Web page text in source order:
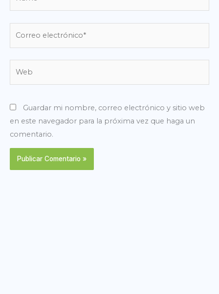
Guardar mi nombre, correo electrónico y sitio web
en este navegador para la próxima vez que haga un
comentario.